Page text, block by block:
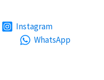
Instagram
WhatsApp